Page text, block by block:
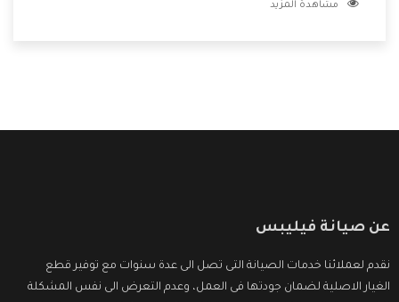
الشركة بها والتى تكون منها خدمة الصيانة التى تكون من أهم
مشاهدة المزيد
عن صيانة فيليبس
نقدم لعملائنا خدمات الصيانة التى تصل الى عدة سنوات مع توفير قطع
الغيار الاصلية لضمان جودتها فى العمل، وعدم التعرض الى نفس المشكلة